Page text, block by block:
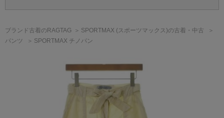
カ
ト
ブランド古着のRAGTAG SPORTMAX (スポーツマックス)の古着・中古
パンツ
SPORTMAX チノパン